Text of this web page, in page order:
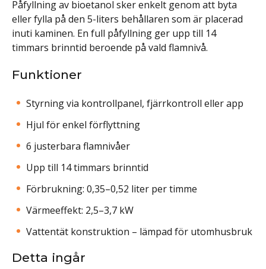
Påfyllning av bioetanol sker enkelt genom att byta
eller fylla på den 5-liters behållaren som är placerad
inuti kaminen. En full påfyllning ger upp till 14
timmars brinntid beroende på vald flamnivå.
Funktioner
Styrning via kontrollpanel, fjärrkontroll eller app
Hjul för enkel förflyttning
6 justerbara flamnivåer
Upp till 14 timmars brinntid
Förbrukning: 0,35–0,52 liter per timme
Värmeeffekt: 2,5–3,7 kW
Vattentät konstruktion – lämpad för utomhusbruk
Detta ingår